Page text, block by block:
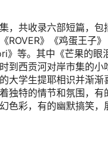
，共收录六部短篇，包
ROVER》《鸡蛋王子
》等。其中《芒果的眼
到西贡河对岸市集的小
大学生提耶相识并渐渐
独特的情节和氛围，有
色彩，有的幽默搞笑，